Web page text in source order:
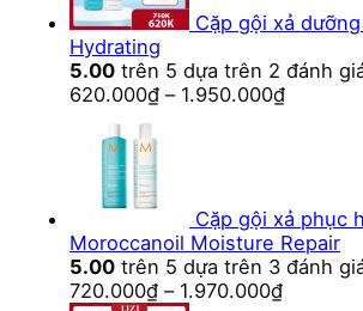
Cặp gội xả
Hydrating
5.00 trên 5 dựa trên 2 đánh
620.000₫ – 1.950.000₫
Cặp gội xả phục
Moroccanoil Moisture Repair
5.00 trên 5 dựa trên 3 đánh
720.000₫ – 1.970.000₫